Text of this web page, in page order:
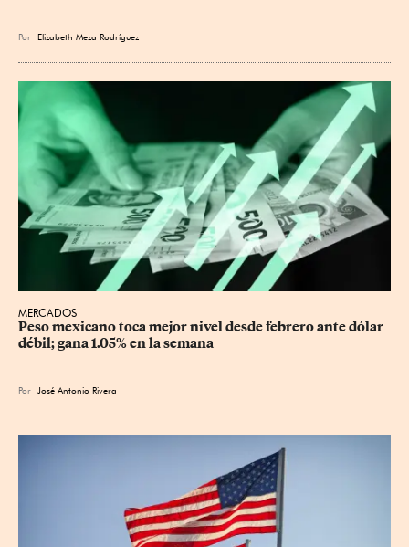
Por Elizabeth Meza Rodríguez
MERCADOS
Peso mexicano toca mejor nivel desde febrero ante dólar
débil; gana 1.05% en la semana
Por José Antonio Rivera